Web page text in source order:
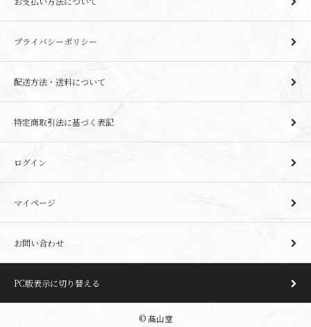
プライバシーポリシー
配送方法・送料について
特定商取引法に基づく表記
ログイン
マイページ
お問い合わせ
PC版表示に切り替える
© 髙山堂